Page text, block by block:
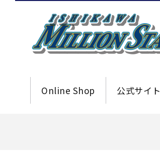
Online Shop 公式サイト